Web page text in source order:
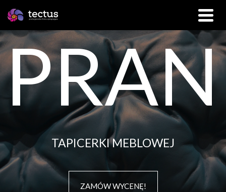
TAPICERKI MEBLOWEJ
ZAMÓW WYCENĘ!